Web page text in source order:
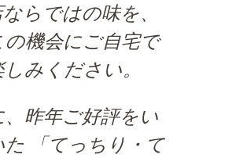
らではの味を、
の機会にご自宅で
みください。
、昨年ご好評をい
た
「てっちり・て